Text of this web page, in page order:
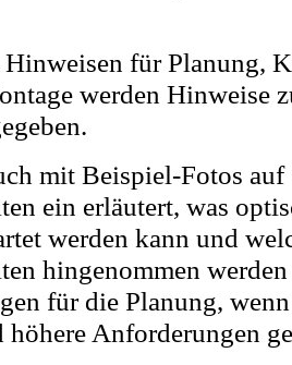
für Planung,
werden Hinweise
mit Beispiel-Fotos auf
ein erläutert, was
werden kann und
hingenommen
für die Planung,
Anforderungen